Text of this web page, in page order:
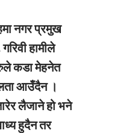
नगर प्रमुख
हामीले
कडा मेहनेत
आउँदैन ।
लैजाने हो भने
हुदैन तर